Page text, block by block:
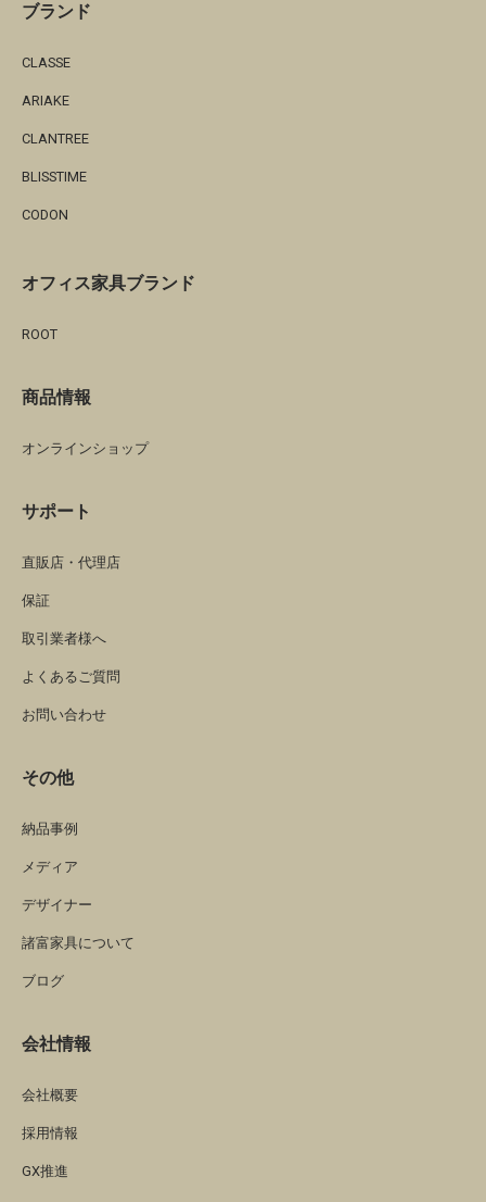
ブランド
CLASSE
ARIAKE
CLANTREE
BLISSTIME
CODON
オフィス家具ブランド
ROOT
商品情報
オンラインショップ
サポート
直販店・代理店
保証
取引業者様へ
よくあるご質問
お問い合わせ
その他
納品事例
メディア
デザイナー
諸富家具について
ブログ
会社情報
会社概要
採用情報
GX推進